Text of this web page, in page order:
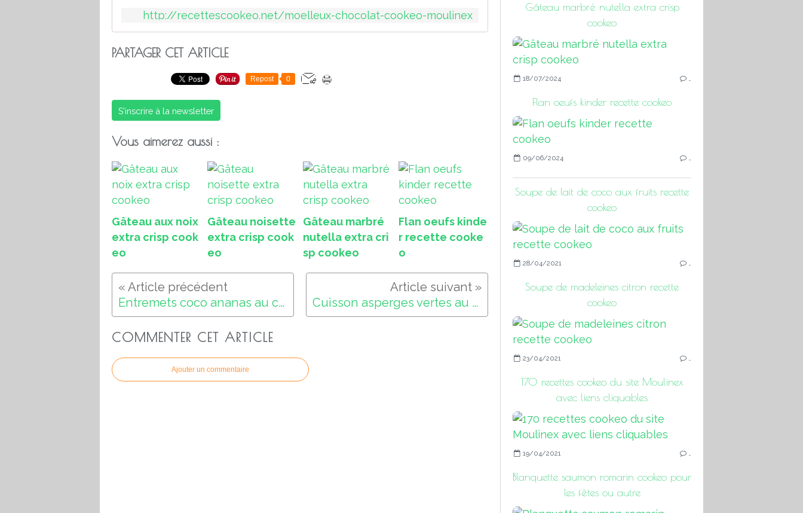
http://recettescookeo.net/moelleux-chocolat-cookeo-moulinex
PARTAGER CET ARTICLE
Repost 0
S'inscrire à la newsletter
Vous aimerez aussi :
Gâteau aux noix
extra crisp cook
eo
Gâteau noisette
extra crisp cook
eo
Gâteau marbré
nutella extra cri
sp cookeo
Flan oeufs kinde
r recette cooke
o
Entremets coco ananas au cookeo Cuisson asperges vertes au cookeo
COMMENTER CET ARTICLE
Ajouter un commentaire
Gâteau marbré nutella extra crisp
cookeo
18/07/2024 …
Flan oeufs kinder recette cookeo
09/06/2024 …
Soupe de lait de coco aux fruits recette
cookeo
28/04/2021 …
Soupe de madeleines citron recette
cookeo
23/04/2021 …
170 recettes cookeo du site Moulinex
avec liens cliquables
19/04/2021 …
Blanquette saumon romarin cookeo pour
les fêtes ou autre